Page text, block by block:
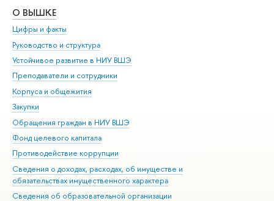
О ВЫШКЕ
Цифры и факты
Руководство и структура
Устойчивое развитие в НИУ ВШЭ
Преподаватели и сотрудники
Корпуса и общежития
Закупки
Обращения граждан в НИУ ВШЭ
Фонд целевого капитала
Противодействие коррупции
Сведения о доходах, расходах, об имуществе и
обязательствах имущественного характера
Сведения об образовательной организации